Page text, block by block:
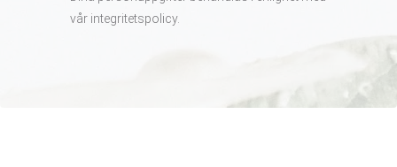
vår integritetspolicy.